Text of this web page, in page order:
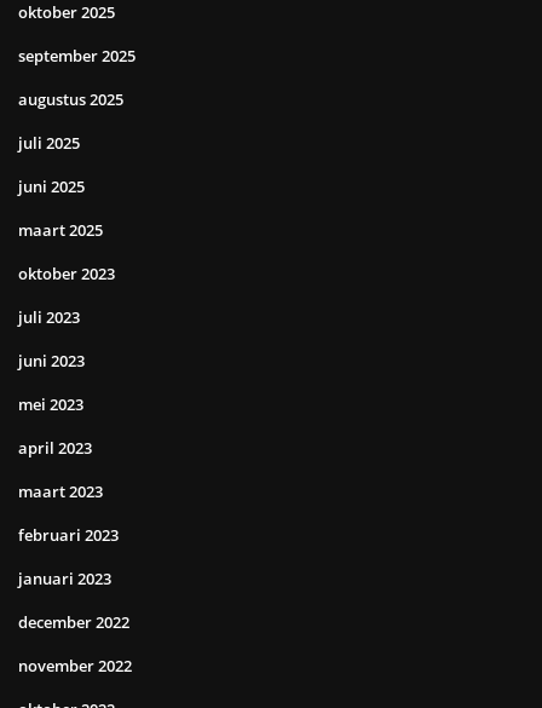
oktober 2025
september 2025
augustus 2025
juli 2025
juni 2025
maart 2025
oktober 2023
juli 2023
juni 2023
mei 2023
april 2023
maart 2023
februari 2023
januari 2023
december 2022
november 2022